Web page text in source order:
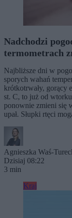
Nadchodzi
termometrach
Najbliższe dni w
sporych wahań
krótkotrwały, gorący
st. C, to już od
ponownie zmieni się
upał. Słupki rtęci
Agnieszka Waś-
Dzisiaj 08:22
3 min
Kraj